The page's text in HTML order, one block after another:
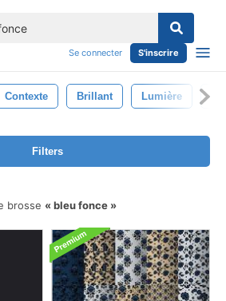
Se connecter S'inscrire
Contexte Brillant Lumière
Filters
brosse
bleu fonce